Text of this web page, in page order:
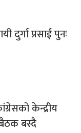
दुर्गा प्रसाईं पुनः
केन्द्रीय
बस्दै